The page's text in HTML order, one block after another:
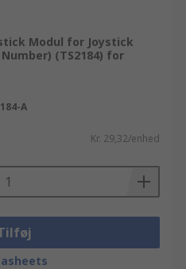
Modul for Joystick
(TS2184) for
A
Kr. 29,32/enhed